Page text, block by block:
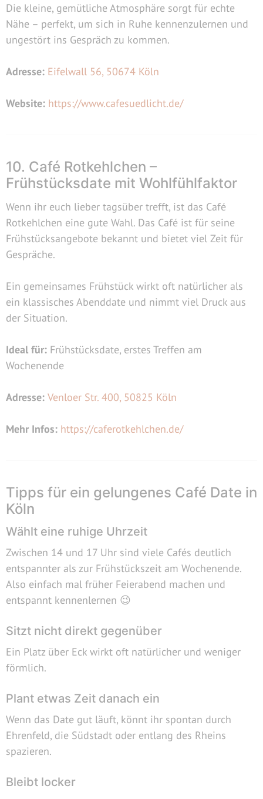
Die kleine, gemütliche Atmosphäre sorgt für echte
Nähe – perfekt, um sich in Ruhe kennenzulernen und
ungestört ins Gespräch zu kommen.
Adresse: Eifelwall 56, 50674 Köln
Website: https://www.cafesuedlicht.de/
10. Café Rotkehlchen –
Frühstücksdate mit Wohlfühlfaktor
Wenn ihr euch lieber tagsüber trefft, ist das Café
Rotkehlchen eine gute Wahl. Das Café ist für seine
Frühstücksangebote bekannt und bietet viel Zeit für
Gespräche.
Ein gemeinsames Frühstück wirkt oft natürlicher als
ein klassisches Abenddate und nimmt viel Druck aus
der Situation.
Ideal für: Frühstücksdate, erstes Treffen am
Wochenende
Adresse: Venloer Str. 400, 50825 Köln
Mehr Infos: https://caferotkehlchen.de/
Tipps für ein gelungenes Café Date in
Köln
Wählt eine ruhige Uhrzeit
Zwischen 14 und 17 Uhr sind viele Cafés deutlich
entspannter als zur Frühstückszeit am Wochenende.
Also einfach mal früher Feierabend machen und
entspannt kennenlernen 😉
Sitzt nicht direkt gegenüber
Ein Platz über Eck wirkt oft natürlicher und weniger
förmlich.
Plant etwas Zeit danach ein
Wenn das Date gut läuft, könnt ihr spontan durch
Ehrenfeld, die Südstadt oder entlang des Rheins
spazieren.
Bleibt locker